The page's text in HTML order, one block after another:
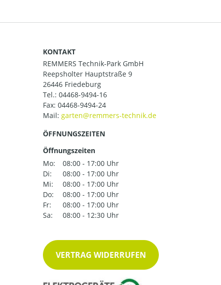
KONTAKT
REMMERS Technik-Park GmbH
Reepsholter Hauptstraße 9
26446 Friedeburg
Tel.: 04468-9494-16
Fax: 04468-9494-24
Mail:
ÖFFNUNGSZEITEN
Öffnungszeiten
Mo:
08:00 - 17:00 Uhr
Di:
08:00 - 17:00 Uhr
Mi:
08:00 - 17:00 Uhr
Do:
08:00 - 17:00 Uhr
Fr:
08:00 - 17:00 Uhr
Sa:
08:00 - 12:30 Uhr
VERTRAG WIDERRUFEN